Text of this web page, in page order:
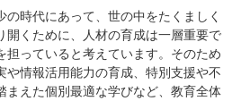
の時代にあって、世の中をたくましく
開くために、人材の育成は一層重要で
担っていると考えています。そのため
や情報活用能力の育成、特別支援や不
まえた個別最適な学びなど、教育全体